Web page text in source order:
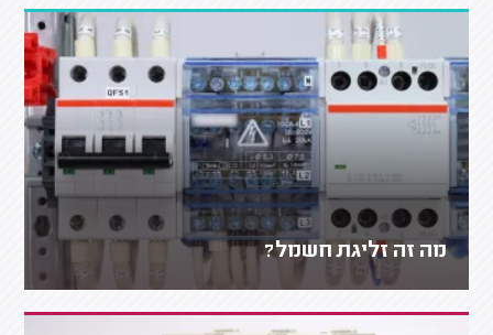
מה זה זליגת חשמל?